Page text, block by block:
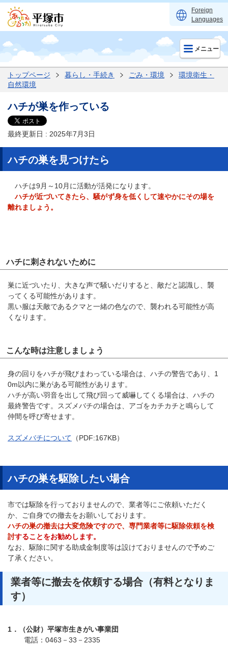
Foreign
Languages
メニュー
トップページ 暮らし・手続き ごみ・環境
環境衛生・
自然環境
ハチが巣を作っている
最終更新日 : 2025年7月3日
ハチの巣を見つけたら
ハチは9月～10月に活動が活発になります。
ハチが近づいてきたら、騒がず身を低くして速やかにその場を
離れましょう。
ハチに刺されないために
巣に近づいたり、大きな声で騒いだりすると、敵だと認識し、襲
ってくる可能性があります。
黒い服は天敵であるクマと一緒の色なので、襲われる可能性が高
くなります。
こんな時は注意しましょう
身の回りをハチが飛びまわっている場合は、ハチの警告であり、1
0m以内に巣がある可能性があります。
ハチが高い羽音を出して飛び回って威嚇してくる場合は、ハチの
最終警告です。スズメバチの場合は、アゴをカチカチと鳴らして
仲間を呼び寄せます。
スズメバチについて （PDF:167KB）
ハチの巣を駆除したい場合
市では駆除を行っておりませんので、業者等にご依頼いただく
か、ご自身での撤去をお願いしております。
ハチの巣の撤去は大変危険ですので、専門業者等に駆除依頼を検
討することをお勧めします。
なお、駆除に関する助成金制度等は設けておりませんので予めご
了承ください。
業者等に撤去を依頼する場合（有料となりま
す）
1．（公財）平塚市生きがい事業団
電話：0463－33－2335